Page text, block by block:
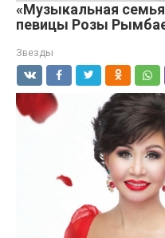
«Музыкальная
певицы Розы
Звезды